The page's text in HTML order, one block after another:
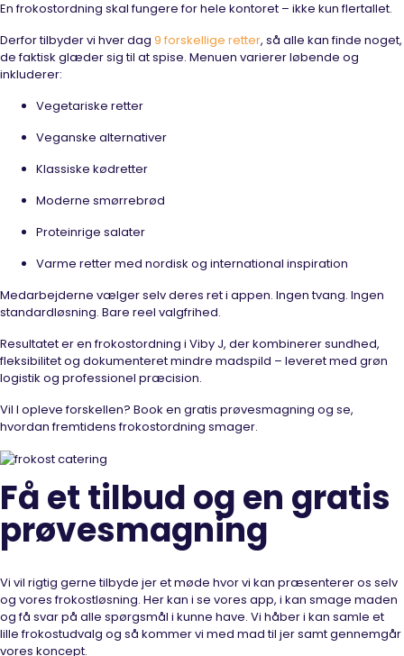
En frokostordning skal fungere for hele kontoret – ikke kun flertallet.
Derfor tilbyder vi hver dag 9 forskellige retter, så alle kan finde noget,
de faktisk glæder sig til at spise. Menuen varierer løbende og
inkluderer:
Vegetariske retter
Veganske alternativer
Klassiske kødretter
Moderne smørrebrød
Proteinrige salater
Varme retter med nordisk og international inspiration
Medarbejderne vælger selv deres ret i appen. Ingen tvang. Ingen
standardløsning. Bare reel valgfrihed.
Resultatet er en frokostordning i Viby J, der kombinerer sundhed,
fleksibilitet og dokumenteret mindre madspild – leveret med grøn
logistik og professionel præcision.
Vil I opleve forskellen? Book en gratis prøvesmagning og se,
hvordan fremtidens frokostordning smager.
Få et tilbud og en gratis
prøvesmagning
Vi vil rigtig gerne tilbyde jer et møde hvor vi kan præsenterer os selv
og vores frokostløsning. Her kan i se vores app, i kan smage maden
og få svar på alle spørgsmål i kunne have. Vi håber i kan samle et
lille frokostudvalg og så kommer vi med mad til jer samt gennemgår
vores koncept.